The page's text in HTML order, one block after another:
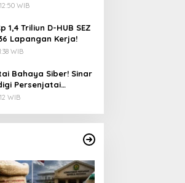
WIB
1,4 Triliun D-HUB SEZ
Lapangan Kerja!
WIB
Bahaya Siber! Sinar
Persenjatai
WIB